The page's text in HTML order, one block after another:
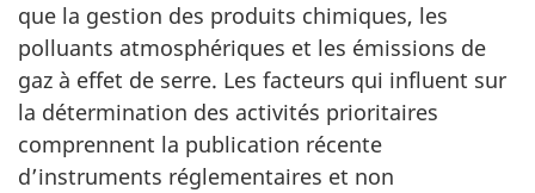
que la gestion des produits chimiques, les
polluants atmosphériques et les émissions de
gaz à effet de serre. Les facteurs qui influent sur
la détermination des activités prioritaires
comprennent la publication récente
d’instruments réglementaires et non